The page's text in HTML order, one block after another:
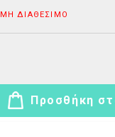
ΜΗ ΔΙΑΘΈΣΙΜΟ
Προσθήκη